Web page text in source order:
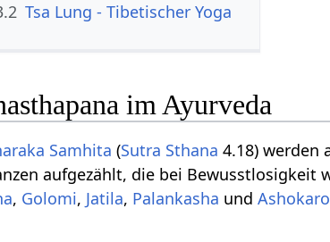
Tsa Lung - Tibetischer Yoga
im Ayurveda
Samhita (Sutra Sthana 4.18) werden
aufgezählt, die bei Bewusstlosigkeit
, Golomi, Jatila, Palankasha und